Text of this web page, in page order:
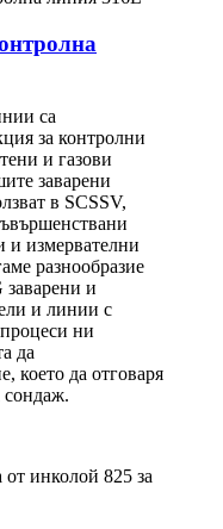
са
за контролни
и газови
заварени
в SCSSV,
и измервателни
разнообразие
и
и линии с
ни
да
което да отговаря
сондаж.